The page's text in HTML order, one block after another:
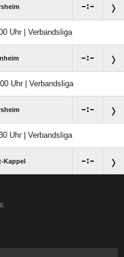
:
Uhr | Verbandsliga
:
Uhr | Verbandsliga
:
Uhr | Verbandsliga
Kappel :